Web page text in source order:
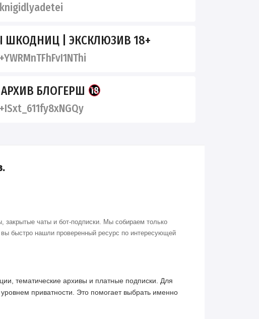
ШКОДНИЦ | ЭКСКЛЮЗИВ 18+
АРХИВ БЛОГЕРШ
закрытые чаты и бот-подписки. Мы собираем только
быстро нашли проверенный ресурс по интересующей
тематические архивы и платные подписки. Для
приватности. Это помогает выбрать именно